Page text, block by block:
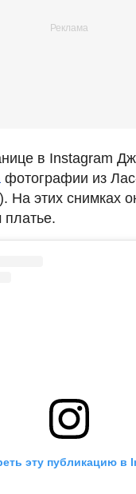
в Instagram
фотографии из
этих снимках
платье.
эту публикацию в